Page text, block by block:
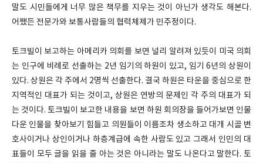
말도 시민들에게 너무 많은 책무를 지우는 것이 아닌가 생각도 해본다.
어쨌든 전문가와 보통사람들의 협력체제가 민주정이다.
토크빌이 보고하는 아메리카 의회를 보면 널리 알려져 있듯이 미국 의회
는 인구에 비례로 선출하는 2년 임기의 하원이 있고, 임기 6년의 상원이
있다. 상원은 각 주에서 2명씩 선출한다. 결국 하원은 타운을 중심으로 한
지역적인 대표가 되는 것이고, 상원은 연방의 문제인 각 주의 대표가 되
는 것이다. 토크빌이 보고한 내용을 보면 하원 회의장을 들어가보면 인물
다운 인물을 찾아보기 힘들고 의원들이 이름조차 생소하고 대개 시골 변
호사이거나 상인이거나 하층계급에 속한 사람도 있고 그래서 인민의 대
표들이 모두 글을 읽을 줄 아는 것은 아니라는 말도 나온다고 말한다. 토